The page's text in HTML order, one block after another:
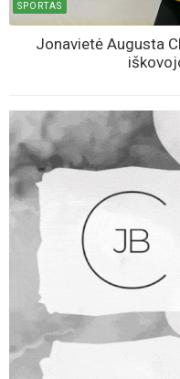
SPORTAS
Jonavietė Augusta